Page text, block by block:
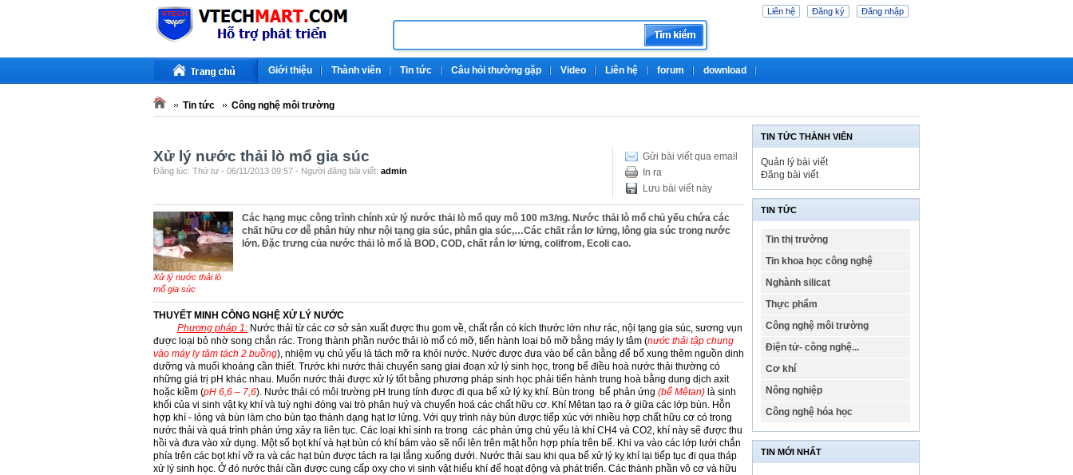
Liên hệ Đăng ký Đăng nhập
Giới thiệu Thành viên Tin tức Câu hỏi thường gặp Video Liên hệ forum download
Tin tức Công nghệ môi trường
Gửi bài viết qua email
In ra
Lưu bài viết này
Xử lý nước thải lò mổ gia súc
Đăng lúc: Thứ tư - 06/11/2013 09:57 - Người đăng bài viết: admin
Xử lý nước thải lò
mổ gia súc
Các hạng mục công trình chính xử lý nước thải lò mổ quy mô 100 m3/ng. Nước thải lò mổ chủ yếu chứa các
chất hữu cơ dễ phân hủy như nội tạng gia súc, phân gia súc,…Các chất rắn lơ lửng, lông gia súc trong nước
lớn. Đặc trưng của nước thải lò mổ là BOD, COD, chất rắn lơ lửng, colifrom, Ecoli cao.
THUYẾT MINH CÔNG NGHỆ XỬ LÝ NƯỚC
Phương pháp 1: Nước thải từ các cơ sở sản xuất được thu gom về, chất rắn có kích thước lớn như rác, nội tạng gia súc, sương vụn
được loại bỏ nhờ song chắn rác. Trong thành phần nước thải lò mổ có mỡ, tiến hành loại bỏ mỡ bằng máy ly tâm (nước thải tập chung
vào máy ly tâm tách 2 buồng), nhiệm vụ chủ yếu là tách mỡ ra khỏi nước. Nước được đưa vào bể cân bằng để bổ xung thêm nguồn dinh
dưỡng và muối khoáng cần thiết. Trước khi nước thải chuyển sang giai đoạn xử lý sinh học, trong bể điều hoà nước thải thường có
những giá trị pH khác nhau. Muốn nước thải được xử lý tốt bằng phương pháp sinh học phải tiến hành trung hoà bằng dung dịch axit
hoặc kiềm (pH 6,6 – 7,6). Nước thải có môi trường pH trung tính được đi qua bể xử lý kỵ khí. Bùn trong bể phản ứng (bể Mêtan) là sinh
khối của vi sinh vật kỵ khí và tuỳ nghi đóng vai trò phân huỷ và chuyển hoá các chất hữu cơ. Khí Mêtan tạo ra ở giữa các lớp bùn. Hỗn
hợp khí - lỏng và bùn làm cho bùn tạo thành dạng hạt lơ lửng. Với quy trình này bùn được tiếp xúc với nhiều hợp chất hữu cơ có trong
nước thải và quá trình phản ứng xảy ra liên tục. Các loại khí sinh ra trong các phản ứng chủ yếu là khí CH4 và CO2, khí này sẽ được thu
hồi và đưa vào xử dụng. Một số bọt khí và hạt bùn có khí bám vào sẽ nổi lên trên mặt hỗn hợp phía trên bể. Khi va vào các lớp lưới chắn
phía trên các bọt khí vỡ ra và các hạt bùn được tách ra lại lắng xuống dưới. Nước thải sau khi qua bể xử lý kỵ khí lại tiếp tục đi qua tháp
xử lý sinh học. Ở đó nước thải cần được cung cấp oxy cho vi sinh vật hiếu khí để hoạt động và phát triển. Các thành phần vô cơ và hữu
TIN TỨC THÀNH VIÊN
Quản lý bài viết
Đăng bài viết
TIN TỨC
Tin thị trường
Tin khoa học công nghệ
Nghành silicat
Thực phẩm
Công nghệ môi trường
Điện tử- công nghệ...
Cơ khí
Nông nghiệp
Công nghệ hóa học
TIN MỚI NHẤT